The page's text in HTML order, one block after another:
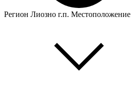
Регион Лиозно г.п. Местоположение